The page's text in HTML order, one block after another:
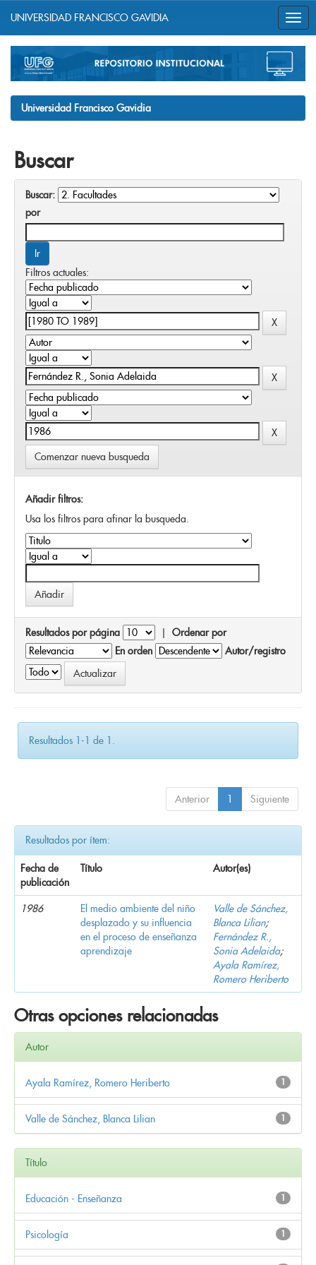
navigation
UNIVERSIDAD FRANCISCO GAVIDIA
Universidad Francisco Gavidia
Buscar
Buscar:
por
Filtros actuales:
Comenzar nueva busqueda
Añadir filtros:
Usa los filtros para afinar la busqueda.
Resultados por página | Ordenar por
En orden
Autor/registro
Resultados 1-1 de 1.
Anterior 1 Siguiente
Resultados por ítem:
Fecha de
publicación
Título Autor(es)
1986
El medio ambiente del niño
desplazado y su influencia
en el proceso de enseñanza
aprendizaje
Valle de Sánchez,
Blanca Lilian;
Fernández R.,
Sonia Adelaida;
Ayala Ramírez,
Romero Heriberto
Otras opciones relacionadas
Autor
1
Ayala Ramírez, Romero Heriberto
1
Valle de Sánchez, Blanca Lilian
Título
1
Educación - Enseñanza
1
Psicología